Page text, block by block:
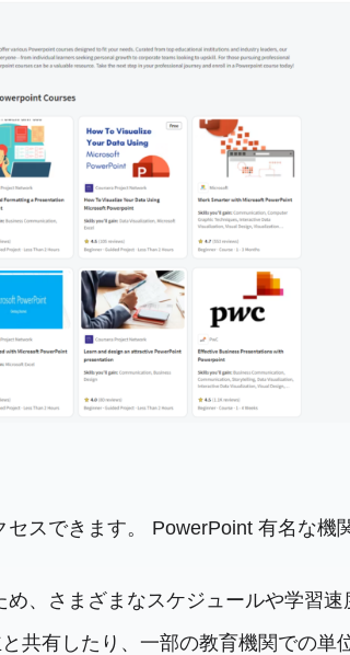
スできます。 PowerPoint 有名な
、さまざまなスケジュールや学習速
共有したり、一部の教育機関での単